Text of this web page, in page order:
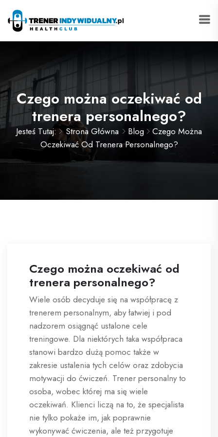
Czego można oczekiwać od
trenera personalnego?
Jesteś Tutaj: Strona Główna Blog
Czego Można
Oczekiwać Od Trenera Personalnego?
Czego można oczekiwać od
trenera personalnego?
Wiele osób decyduje się na współpracę z
trenerem personalnym, aby łatwiej i pod
nadzorem osiągnąć ustalone cele
treningowe. Dla niektórych taka współpraca
stanowi bardzo dużą pomoc także w
zakresie ustalenia tych celów oraz zdobycia
motywacji do ćwiczeń. Trener personalny to
osoba, wobec której ma się wiele
oczekiwań. Klienci liczą na to, że specjalista
nie tylko pokaże im, jak poprawnie
wykonywać ćwiczenia, ale też przygotuje